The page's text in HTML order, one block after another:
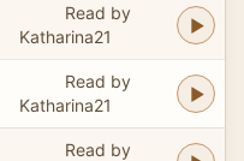
Read by
Katharina21
Read by
Katharina21
Read by